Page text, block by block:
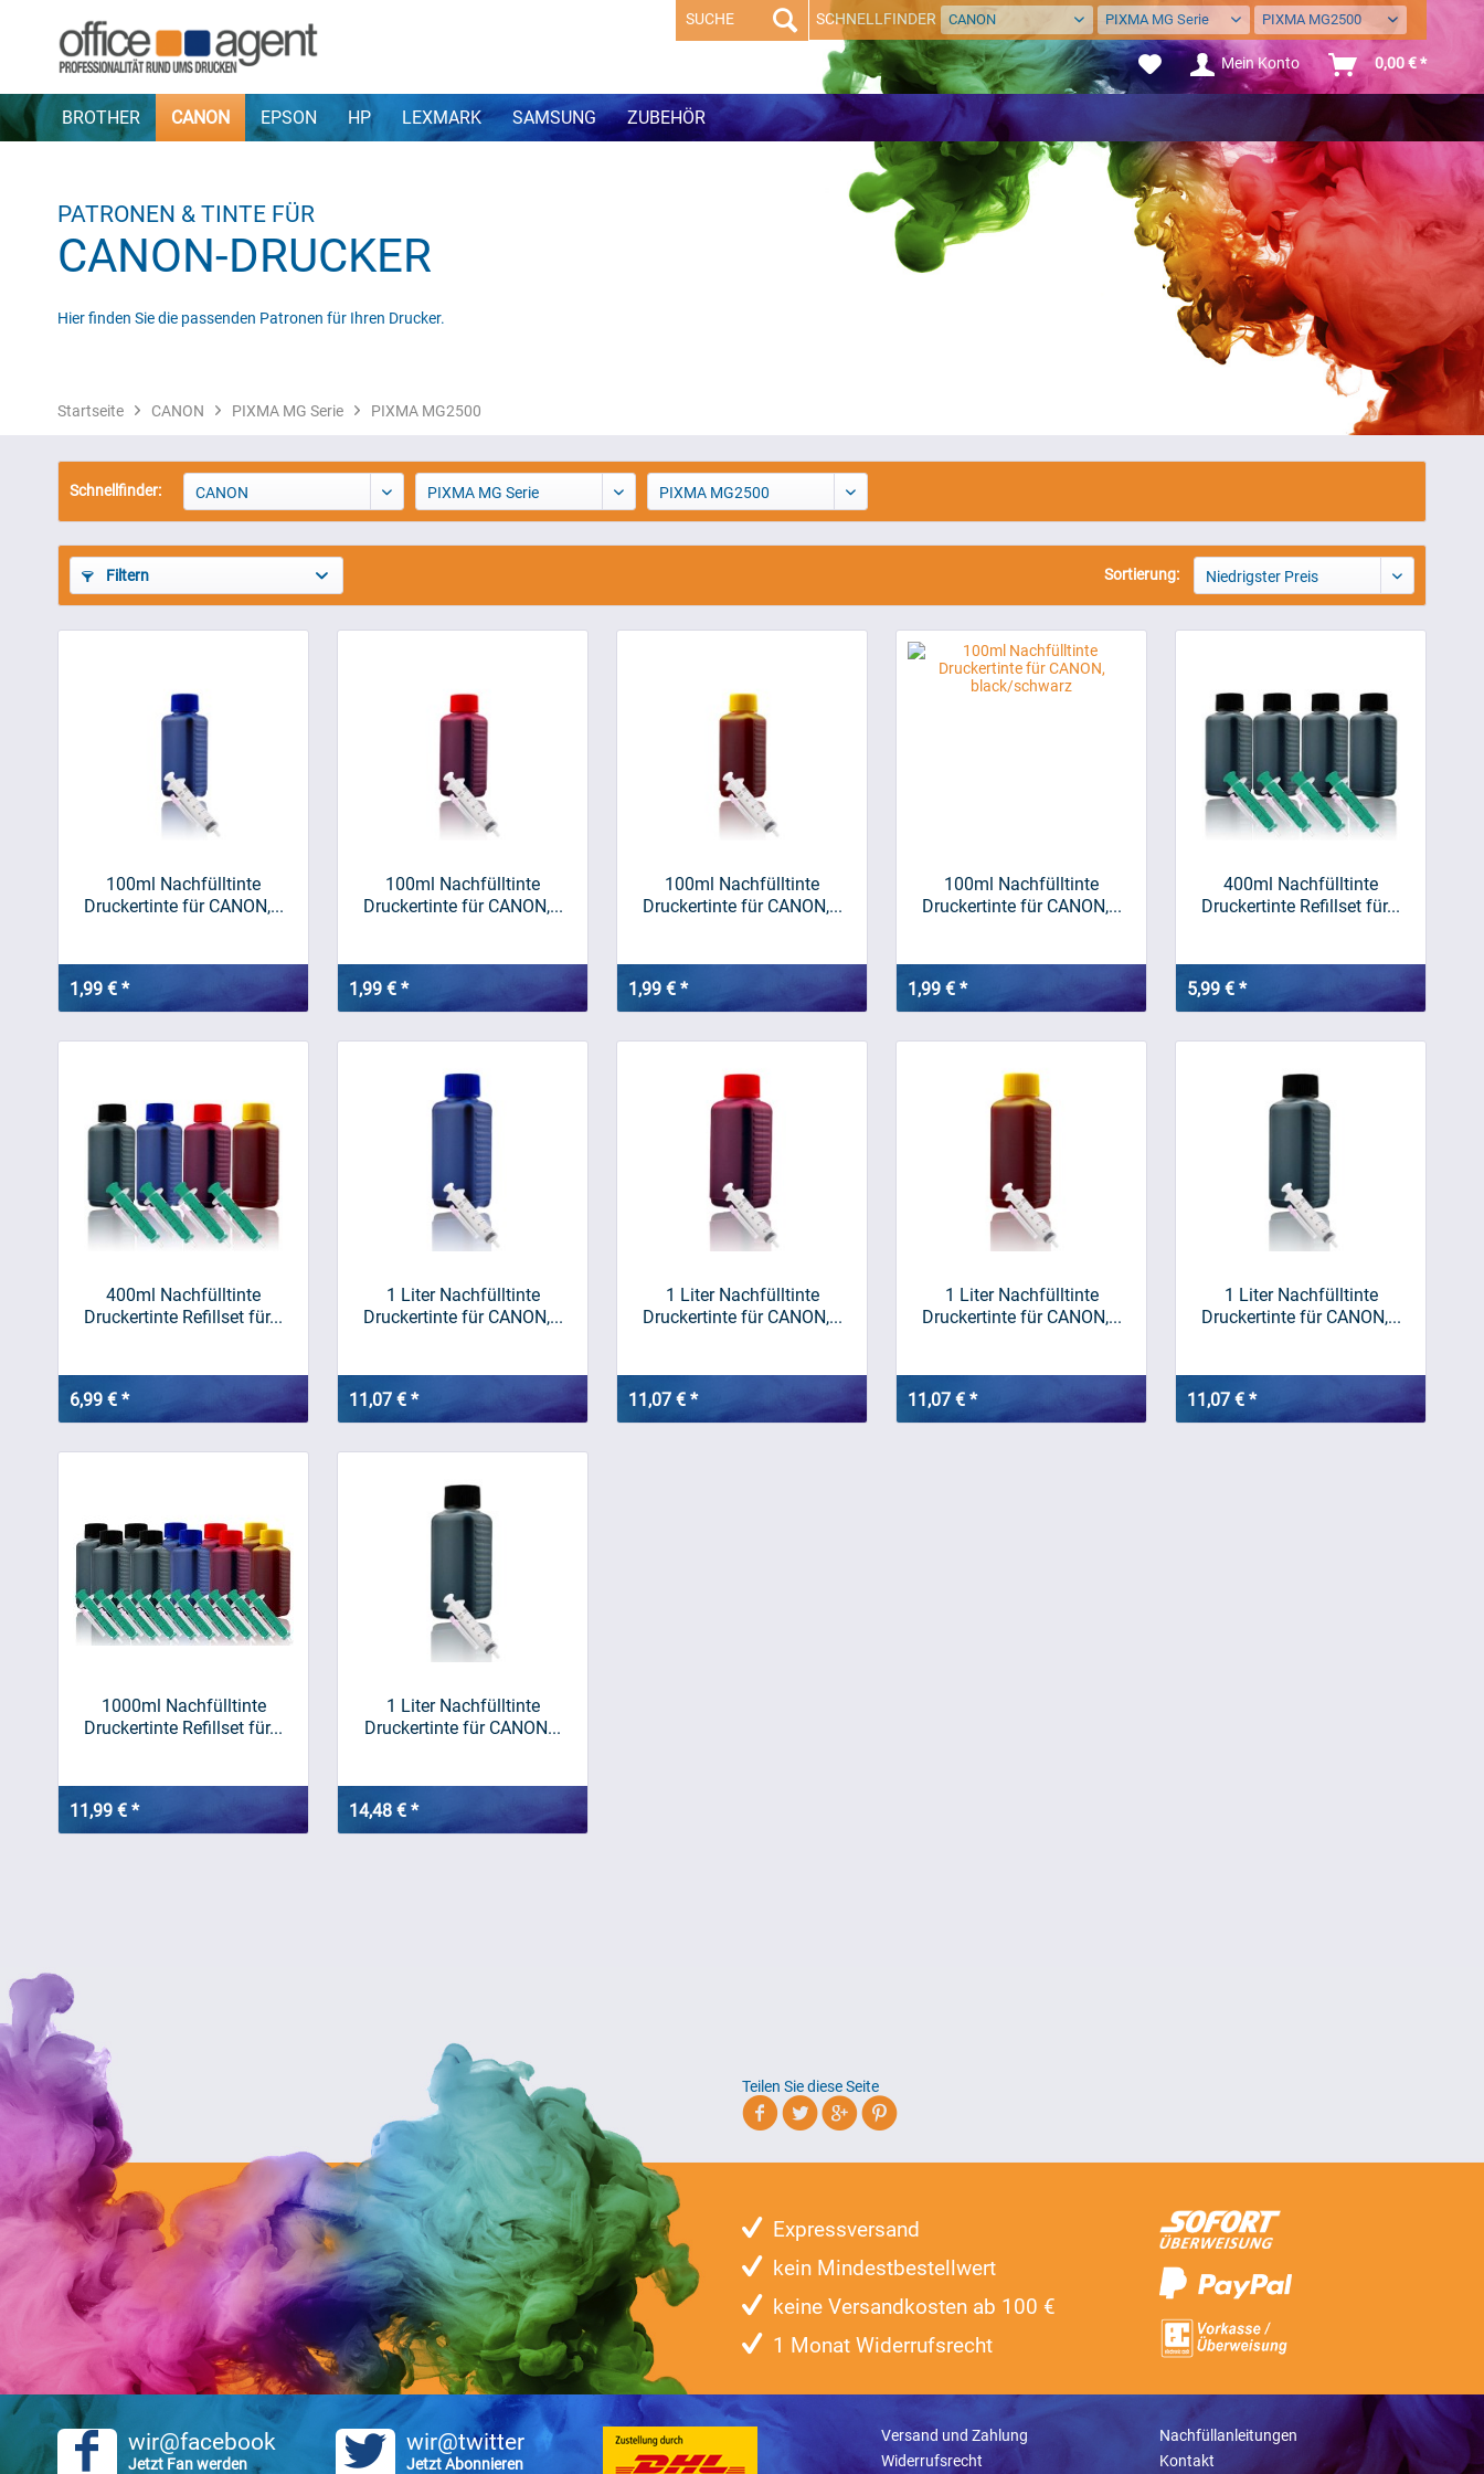
SCHNELLFINDER CANON PIXMA MG Serie PIXMA MG2500
Mein Konto 0,00 € *
BROTHER CANON EPSON HP LEXMARK SAMSUNG ZUBEHÖR
PATRONEN & TINTE FÜR
CANON-DRUCKER
Hier finden Sie die passenden Patronen für Ihren Drucker.
Startseite CANON PIXMA MG Serie PIXMA MG2500
Schnellfinder: CANON PIXMA MG Serie PIXMA MG2500
Filtern Sortierung: Niedrigster Preis
100ml Nachfülltinte
Druckertinte für CANON,...
1,99 € *
100ml Nachfülltinte
Druckertinte für CANON,...
1,99 € *
100ml Nachfülltinte
Druckertinte für CANON,...
1,99 € *
100ml Nachfülltinte
Druckertinte für CANON,...
1,99 € *
400ml Nachfülltinte
Druckertinte Refillset für...
5,99 € *
400ml Nachfülltinte
Druckertinte Refillset für...
6,99 € *
1 Liter Nachfülltinte
Druckertinte für CANON,...
11,07 € *
1 Liter Nachfülltinte
Druckertinte für CANON,...
11,07 € *
1 Liter Nachfülltinte
Druckertinte für CANON,...
11,07 € *
1 Liter Nachfülltinte
Druckertinte für CANON,...
11,07 € *
1000ml Nachfülltinte
Druckertinte Refillset für...
11,99 € *
1 Liter Nachfülltinte
Druckertinte für CANON...
14,48 € *
Teilen Sie diese Seite
Expressversand
kein Mindestbestellwert
keine Versandkosten ab 100 €
1 Monat Widerrufsrecht
wir@facebook
Jetzt Fan werden
wir@twitter
Jetzt Abonnieren
Versand und Zahlung
Widerrufsrecht
Nachfüllanleitungen
Kontakt